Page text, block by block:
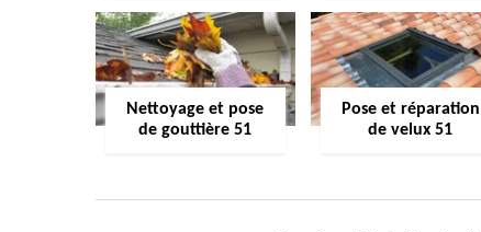
Nettoyage et pose
de gouttière 51
Pose et réparation
de velux 51